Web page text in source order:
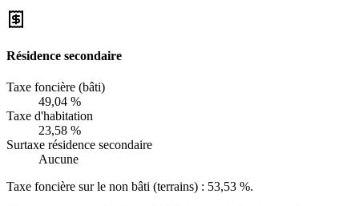
Résidence secondaire
Taxe foncière (bâti)
49,04 %
Taxe d'habitation
23,58 %
Surtaxe résidence secondaire
Aucune
Taxe foncière sur le non bâti (terrains) : 53,53 %.